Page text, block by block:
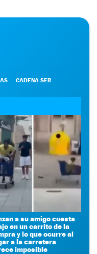
AS CADENA SER
a su amigo cuesta
en un carrito de la
y lo que ocurre al
a la carretera
imposible